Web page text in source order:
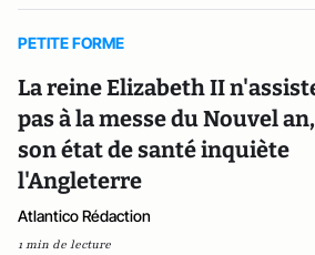
PETITE FORME
La reine Elizabeth II
pas à la messe du Nouvel an,
son état de santé inquiète
l'Angleterre
Atlantico Rédaction
1 min de lecture